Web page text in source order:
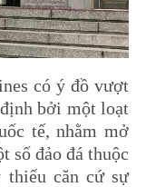
có ý đồ vượt
bởi một loạt
tế, nhằm mở
số đảo đá thuộc
thiếu căn cứ sự